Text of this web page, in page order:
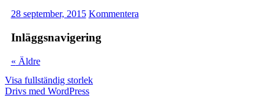
28 september, 2015 Kommentera
Inläggsnavigering
« Äldre
Visa fullständig storlek
Drivs med WordPress